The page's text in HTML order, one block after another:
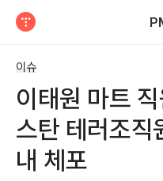
이슈
이태원 마트
스탄 테러조직
내 체포